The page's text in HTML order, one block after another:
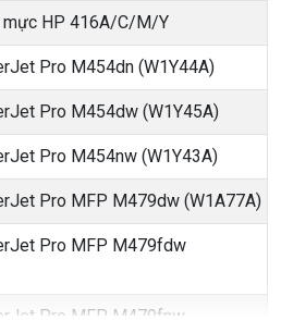
mực HP 416A/C/M/Y
Pro M454dn (W1Y44A)
Pro M454dw (W1Y45A)
Pro M454nw (W1Y43A)
Pro MFP M479dw (W1A77A)
Pro MFP M479fdw
Pro MFP M479fnw